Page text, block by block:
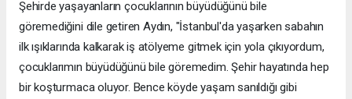
Şehirde yaşayanların çocuklarının büyüdüğünü bile
göremediğini dile getiren Aydın, "İstanbul'da yaşarken sabahın
ilk ışıklarında kalkarak iş atölyeme gitmek için yola çıkıyordum,
çocuklarımın büyüdüğünü bile göremedim. Şehir hayatında hep
bir koşturmaca oluyor. Bence köyde yaşam sanıldığı gibi